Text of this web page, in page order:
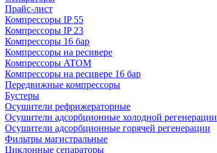
Прайс-лист
Компрессоры IP 55
Компрессоры IP 23
Компрессоры 16 бар
Компрессоры на ресивере
Компрессоры ATOM
Компрессоры на ресивере 16 бар
Передвижные компрессоры
Бустеры
Осушители рефрижераторные
Осушители адсорбционные холодной регенерации
Осушители адсорбционные горячей регенерации
Фильтры магистральные
Циклонные сепараторы